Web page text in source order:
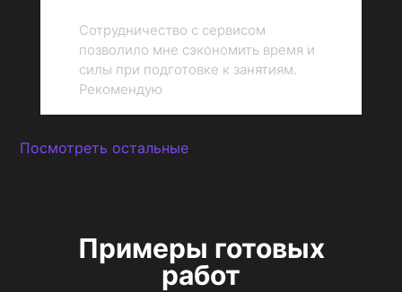
Сотрудничество с сервисом
позволило мне сэкономить время и
силы при подготовке к занятиям.
Рекомендую
Посмотреть остальные
Примеры готовых
работ